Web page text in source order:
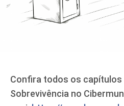
Confira todos os capítulos
Sobrevivência no